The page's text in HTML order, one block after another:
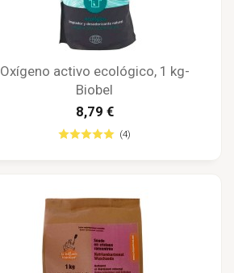
Oxígeno activo ecológico, 1 kg-
Biobel
8,79 €
(4)